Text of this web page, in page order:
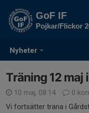
Nyheter
GoF IF
Pojkar/Flickor
Träning 12 maj
10 maj, 08:14
0
Vi fortsätter träna i